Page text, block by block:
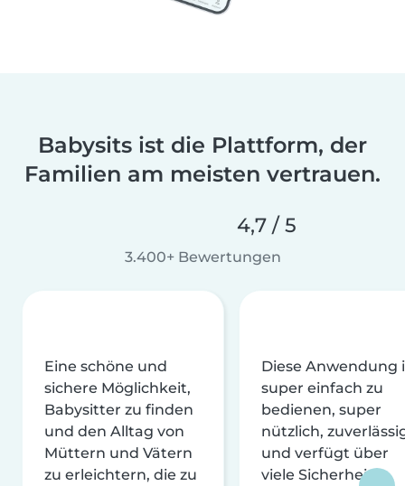
Babysits ist die Plattform, der
Familien am meisten vertrauen.
4,7 / 5
3.400+ Bewertungen
Eine schöne und
sichere Möglichkeit,
Babysitter zu finden
und den Alltag von
Müttern und Vätern
zu erleichtern, die zu
Diese Anwendung
super einfach zu
bedienen, super
nützlich,
und verfügt über
viele Sicherheits-